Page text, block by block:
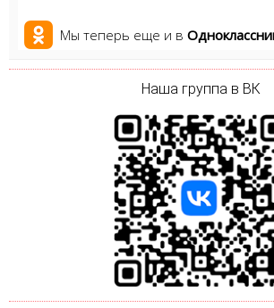
Мы теперь еще и в
Наша группа в ВК